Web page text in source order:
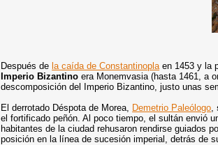
Después de la caída de Constantinoplaen 1453 y la
Imperio Bizantino era Monemvasia (hasta 1461, a
descomposición del Imperio Bizantino, justo unas
El derrotado Déspota de Morea, Demetrio Paleólogo,
el fortificado peñón. Al poco tiempo, el sultán envió
habitantes de la ciudad rehusaron rendirse guiados
posición en la línea de sucesión imperial, detrás de